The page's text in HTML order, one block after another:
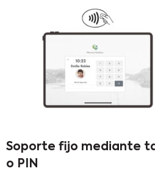
Soporte fijo mediante
o PIN